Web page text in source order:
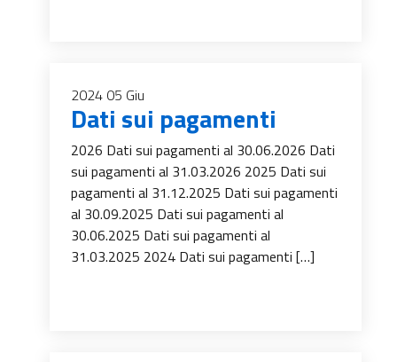
2024 05 Giu
Dati sui pagamenti
2026 Dati sui pagamenti al 30.06.2026 Dati
sui pagamenti al 31.03.2026 2025 Dati sui
pagamenti al 31.12.2025 Dati sui pagamenti
al 30.09.2025 Dati sui pagamenti al
30.06.2025 Dati sui pagamenti al
31.03.2025 2024 Dati sui pagamenti […]